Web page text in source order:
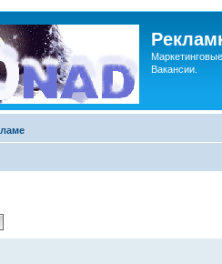
Вакансии.